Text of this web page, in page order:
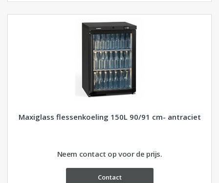
Maxiglass flessenkoeling 150L 90/91 cm- antraciet
Neem contact op voor de prijs.
Contact